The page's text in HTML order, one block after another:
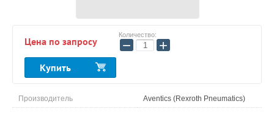
Цена по запросу
Количество:
− +
Купить
Производитель Aventics (Rexroth Pneumatics)